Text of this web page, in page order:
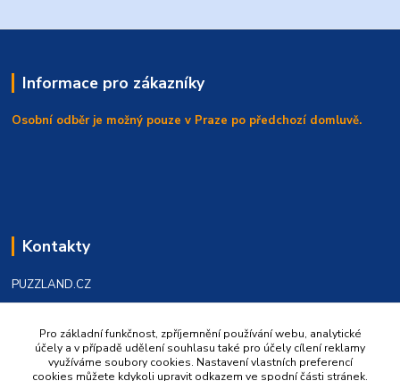
Informace pro zákazníky
Osobní odběr je možný pouze v Praze po předchozí domluvě.
Kontakty
PUZZLAND.CZ
+420 602 219986
Pro základní funkčnost, zpříjemnění používání webu, analytické
účely a v případě udělení souhlasu také pro účely cílení reklamy
využíváme soubory cookies. Nastavení vlastních preferencí
cookies můžete kdykoli upravit odkazem ve spodní části stránek.